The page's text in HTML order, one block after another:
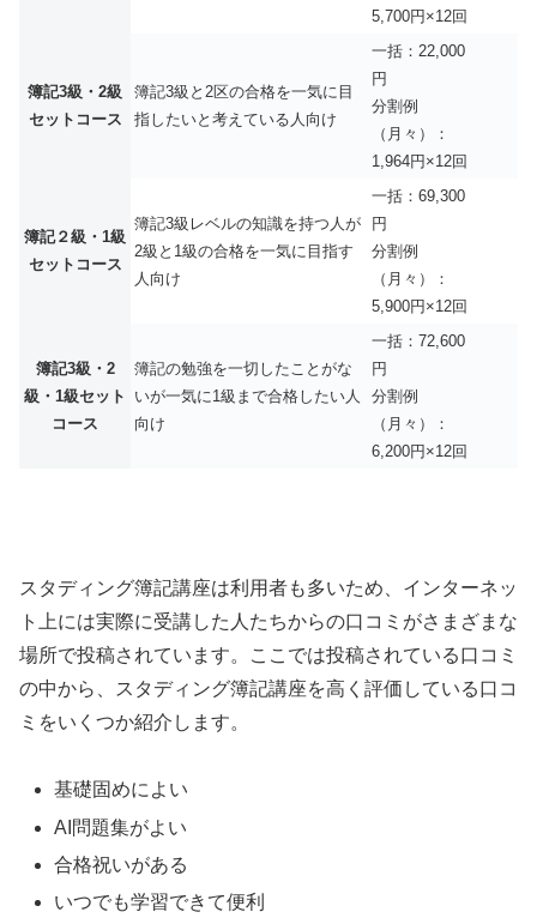
5,700円×12回
簿記3級・2級
セットコース
簿記3級と2区の合格を一気に目
指したいと考えている人向け
一括：22,000
円
分割例
（月々）：
1,964円×12回
簿記２級・1級
セットコース
簿記3級レベルの知識を持つ人が
2級と1級の合格を一気に目指す
人向け
一括：69,300
円
分割例
（月々）：
5,900円×12回
簿記3級・2
級・1級セット
コース
簿記の勉強を一切したことがな
いが一気に1級まで合格したい人
向け
一括：72,600
円
分割例
（月々）：
6,200円×12回
スタディング簿記講座は利用者も多いため、インターネッ
ト上には実際に受講した人たちからの口コミがさまざまな
場所で投稿されています。ここでは投稿されている口コミ
の中から、スタディング簿記講座を高く評価している口コ
ミをいくつか紹介します。
基礎固めによい
AI問題集がよい
合格祝いがある
いつでも学習できて便利